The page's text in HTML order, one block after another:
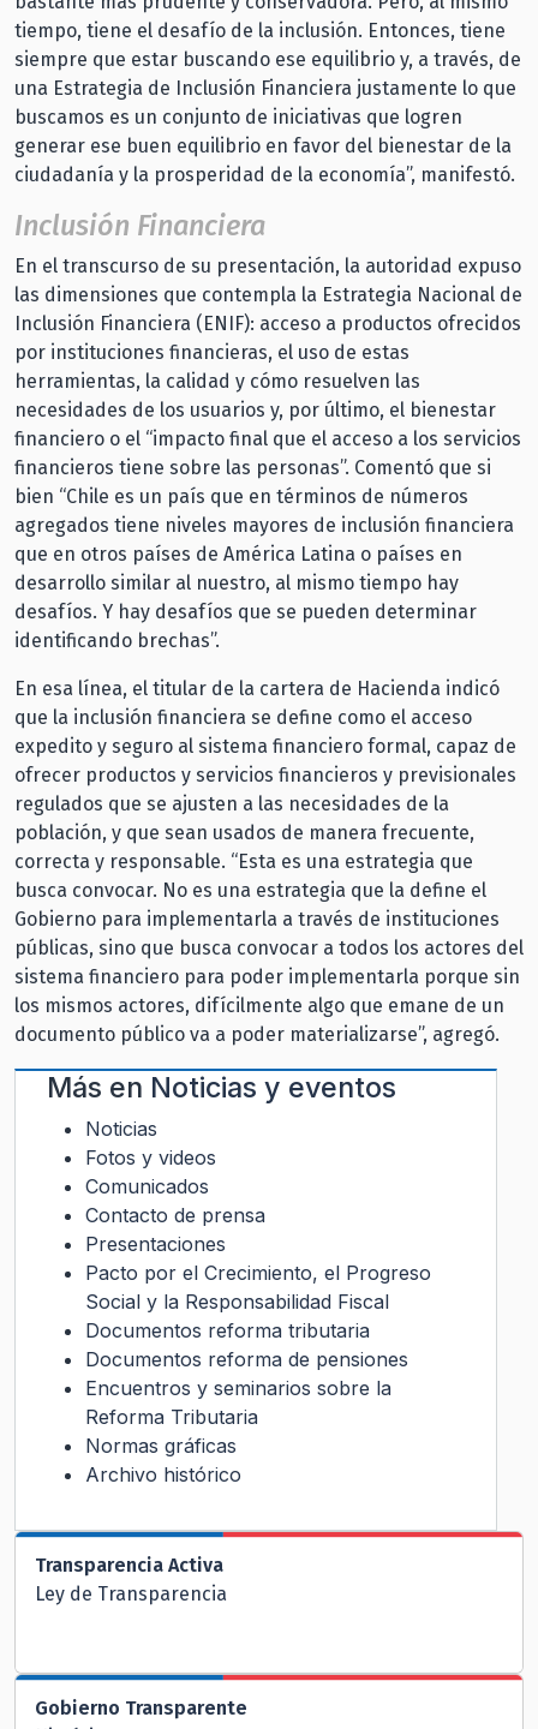
tiempo, tiene el desafío de la inclusión. Entonces, tiene
siempre que estar buscando ese equilibrio y, a través, de
una Estrategia de Inclusión Financiera justamente lo que
buscamos es un conjunto de iniciativas que logren
generar ese buen equilibrio en favor del bienestar de la
ciudadanía y la prosperidad de la economía”, manifestó.
Inclusión Financiera
En el transcurso de su presentación, la autoridad expuso
las dimensiones que contempla la Estrategia Nacional de
Inclusión Financiera (ENIF): acceso a productos ofrecidos
por instituciones financieras, el uso de estas
herramientas, la calidad y cómo resuelven las
necesidades de los usuarios y, por último, el bienestar
financiero o el “impacto final que el acceso a los servicios
financieros tiene sobre las personas”. Comentó que si
bien “Chile es un país que en términos de números
agregados tiene niveles mayores de inclusión financiera
que en otros países de América Latina o países en
desarrollo similar al nuestro, al mismo tiempo hay
desafíos. Y hay desafíos que se pueden determinar
identificando brechas”.
En esa línea, el titular de la cartera de Hacienda indicó
que la inclusión financiera se define como el acceso
expedito y seguro al sistema financiero formal, capaz de
ofrecer productos y servicios financieros y previsionales
regulados que se ajusten a las necesidades de la
población, y que sean usados de manera frecuente,
correcta y responsable. “Esta es una estrategia que
busca convocar. No es una estrategia que la define el
Gobierno para implementarla a través de instituciones
públicas, sino que busca convocar a todos los actores del
sistema financiero para poder implementarla porque sin
los mismos actores, difícilmente algo que emane de un
documento público va a poder materializarse”, agregó.
Más en Noticias y eventos
Noticias
Fotos y videos
Comunicados
Contacto de prensa
Presentaciones
Pacto por el Crecimiento, el Progreso
Social y la Responsabilidad Fiscal
Documentos reforma tributaria
Documentos reforma de pensiones
Encuentros y seminarios sobre la
Reforma Tributaria
Normas gráficas
Archivo histórico
Transparencia Activa
Ley de Transparencia
Gobierno Transparente